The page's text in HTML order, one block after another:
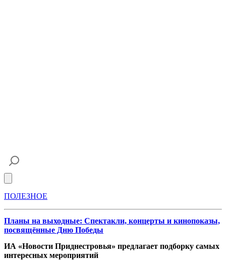
ПОЛЕЗНОЕ
Планы на выходные: Спектакли, концерты и кинопоказы,
посвящённые Дню Победы
ИА «Новости Приднестровья» предлагает подборку самых
интересных мероприятий